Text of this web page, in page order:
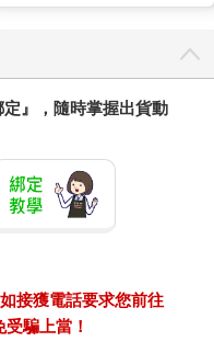
』，隨時掌握出貨動
接獲電話要求您前往
騙上當！